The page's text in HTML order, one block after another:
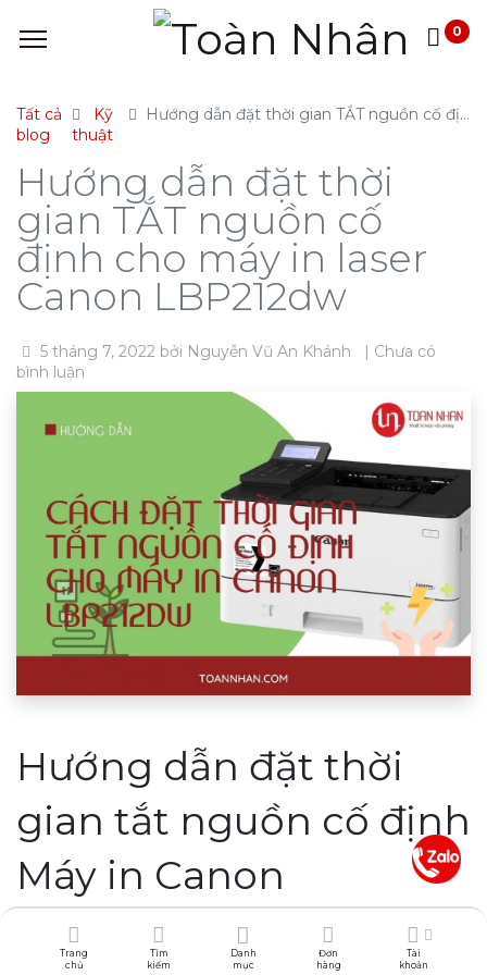
Trang
chủ
Tìm
kiếm
Danh
mục
Đơn
hàng
Tài
khoản
0
Tất cả
blog
Kỹ
thuật
Hướng dẫn đặt thời gian TẮT nguồn cố định cho máy in laser Canon LBP212dw
Hướng dẫn đặt thời
gian TẮT nguồn cố
định cho máy in laser
Canon LBP212dw
5 tháng 7, 2022 bởi Nguyễn Vũ An Khánh
| Chưa có
bình luận
Hướng dẫn đặt thời
gian tắt nguồn cố định
Máy in Canon
LBP212dw